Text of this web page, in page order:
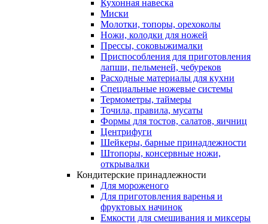
Кухонная навеска
Миски
Молотки, топоры, орехоколы
Ножи, колодки для ножей
Прессы, соковыжималки
Приспособления для приготовления
лапши, пельменей, чебуреков
Расходные материалы для кухни
Специальные ножевые системы
Термометры, таймеры
Точила, правила, мусаты
Формы для тостов, салатов, яичниц
Центрифуги
Шейкеры, барные принадлежности
Штопоры, консервные ножи,
открывалки
Кондитерские принадлежности
Для мороженого
Для приготовления варенья и
фруктовых начинок
Емкости для смешивания и миксеры